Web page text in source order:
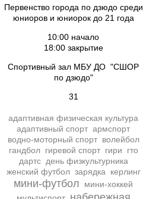
Первенство города по дзюдо среди
юниоров и юниорок до 21 года
10:00 начало
18:00 закрытие
Спортивный зал МБУ ДО "СШОР
по дзюдо"
31
адаптивная физическая культура
адаптивный спорт армспорт
водно-моторный спорт волейбол
гандбол гиревой спорт гири
гто
дартс день физкультурника
женский футбол зарядка керлинг
мини-футбол
мини-хоккей